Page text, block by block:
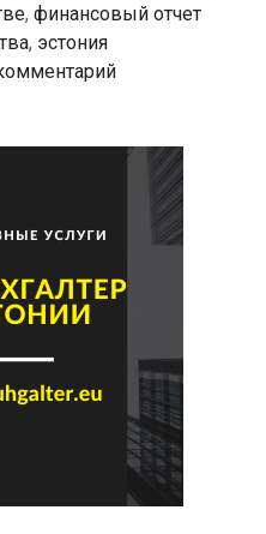
, финансовый отчет
, эстония